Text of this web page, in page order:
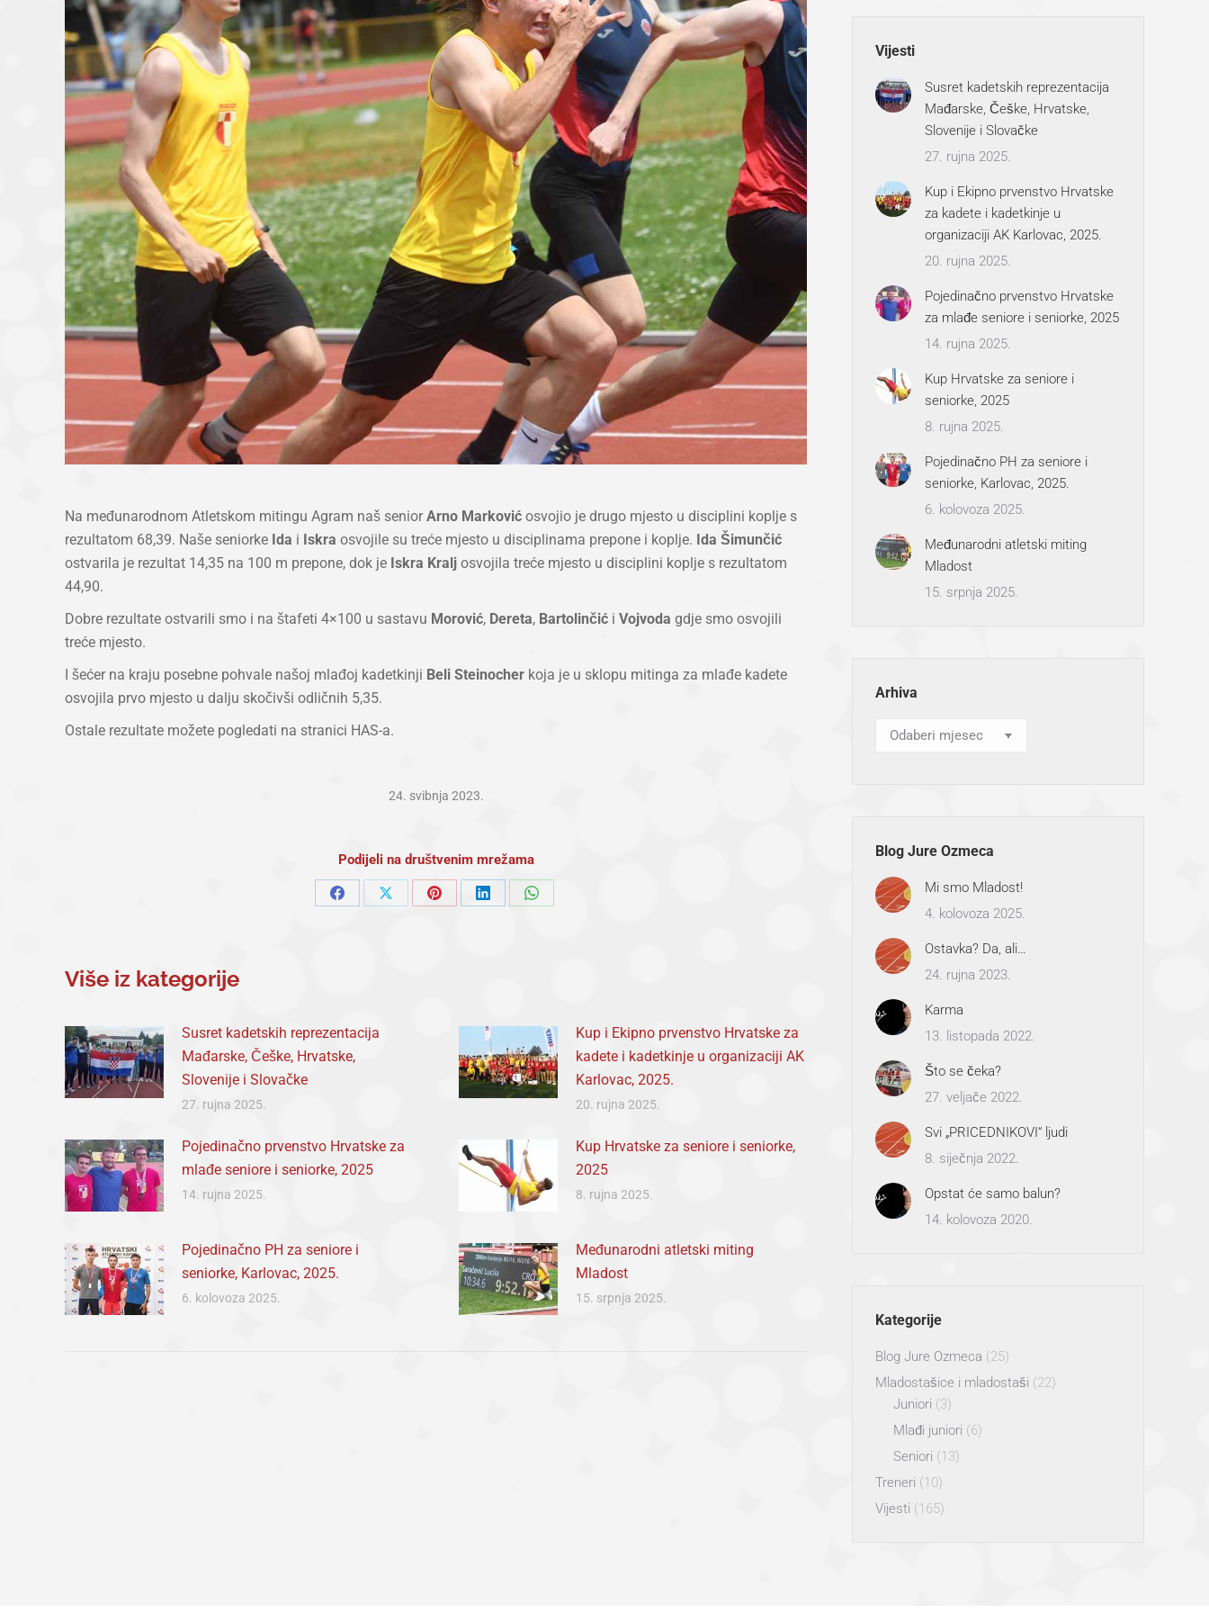
Na međunarodnom Atletskom mitingu Agram naš senior Arno Marković osvojio je drugo mjesto u disciplini koplje s
rezultatom 68,39. Naše seniorke Ida i Iskra osvojile su treće mjesto u disciplinama prepone i koplje. Ida Šimunčić
ostvarila je rezultat 14,35 na 100 m prepone, dok je Iskra Kralj osvojila treće mjesto u disciplini koplje s rezultatom
44,90.
Dobre rezultate ostvarili smo i na štafeti 4×100 u sastavu Morović, Dereta, Bartolinčić i Vojvoda gdje smo osvojili
treće mjesto.
I šećer na kraju posebne pohvale našoj mlađoj kadetkinji Beli Steinocher koja je u sklopu mitinga za mlađe kadete
osvojila prvo mjesto u dalju skočivši odličnih 5,35.
Ostale rezultate možete pogledati na stranici HAS-a.
24. svibnja 2023.
Podijeli na društvenim mrežama
Share
Share
Share
Share
Share
Više iz kategorije
Susret kadetskih reprezentacija
Mađarske, Češke, Hrvatske,
Slovenije i Slovačke
27. rujna 2025.
Kup i Ekipno prvenstvo Hrvatske za
kadete i kadetkinje u organizaciji AK
Karlovac, 2025.
20. rujna 2025.
Pojedinačno prvenstvo Hrvatske za
mlađe seniore i seniorke, 2025
14. rujna 2025.
Kup Hrvatske za seniore i seniorke,
2025
8. rujna 2025.
Pojedinačno PH za seniore i
seniorke, Karlovac, 2025.
6. kolovoza 2025.
Međunarodni atletski miting
Mladost
15. srpnja 2025.
Vijesti
Susret kadetskih reprezentacija
Mađarske, Češke, Hrvatske,
Slovenije i Slovačke
27. rujna 2025.
Kup i Ekipno prvenstvo Hrvatske
za kadete i kadetkinje u
organizaciji AK Karlovac, 2025.
20. rujna 2025.
Pojedinačno prvenstvo Hrvatske
za mlađe seniore i seniorke, 2025
14. rujna 2025.
Kup Hrvatske za seniore i
seniorke, 2025
8. rujna 2025.
Pojedinačno PH za seniore i
seniorke, Karlovac, 2025.
6. kolovoza 2025.
Međunarodni atletski miting
Mladost
15. srpnja 2025.
Arhiva
Arhiva
Blog Jure Ozmeca
Mi smo Mladost!
4. kolovoza 2025.
Ostavka? Da, ali…
24. rujna 2023.
Karma
13. listopada 2022.
Što se čeka?
27. veljače 2022.
Svi „PRICEDNIKOVI“ ljudi
8. siječnja 2022.
Opstat će samo balun?
14. kolovoza 2020.
Kategorije
Blog Jure Ozmeca (25)
Mladostašice i mladostaši (22)
Juniori (3)
Mlađi juniori (6)
Seniori (13)
Treneri (10)
Vijesti (165)